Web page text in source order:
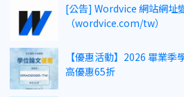
[公告] Wordvice 網站網址
（wordvice.com/tw）
【優惠活動】2026 畢業
高優惠65折